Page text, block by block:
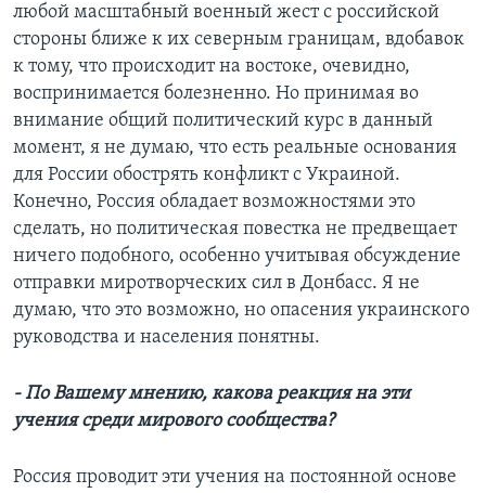
любой масштабный военный жест с российской
стороны ближе к их северным границам, вдобавок
к тому, что происходит на востоке, очевидно,
воспринимается болезненно. Но принимая во
внимание общий политический курс в данный
момент, я не думаю, что есть реальные основания
для России обострять конфликт с Украиной.
Конечно, Россия обладает возможностями это
сделать, но политическая повестка не предвещает
ничего подобного, особенно учитывая обсуждение
отправки миротворческих сил в Донбасс. Я не
думаю, что это возможно, но опасения украинского
руководства и населения понятны.
- По Вашему мнению, какова реакция на эти
учения среди мирового сообщества?
Россия проводит эти учения на постоянной основе